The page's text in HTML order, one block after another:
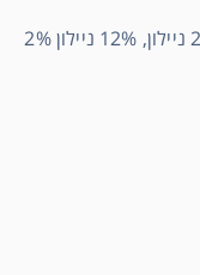
58% צמר מרינו, 28% ניילון, 12% ניילון 2%